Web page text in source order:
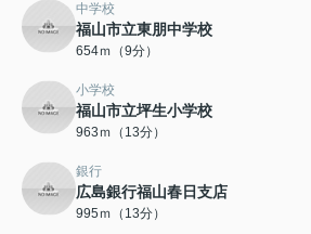
中学校
福山市立東朋中学校
654ｍ（9分）
小学校
福山市立坪生小学校
963ｍ（13分）
銀行
広島銀行福山春日支店
995ｍ（13分）